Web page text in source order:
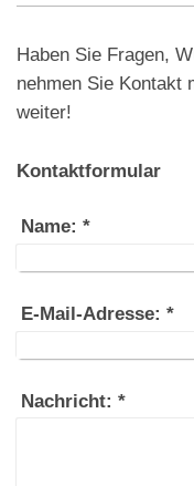
Haben Sie Fragen,
nehmen Sie Kontakt
weiter!
Kontaktformular
Name: *
E-Mail-Adresse: *
Nachricht: *